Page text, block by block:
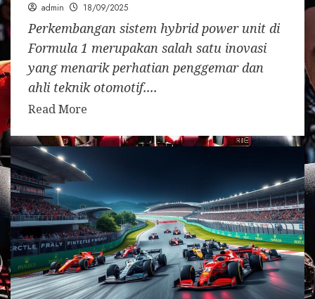
admin 18/09/2025
Perkembangan sistem hybrid power unit di
Formula 1 merupakan salah satu inovasi
yang menarik perhatian penggemar dan
ahli teknik otomotif....
Read More